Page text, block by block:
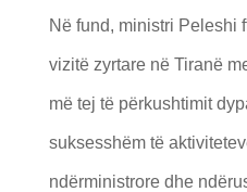
Në fund, ministri Peleshi
vizitë zyrtare në Tiranë
më tej të përkushtimit
suksesshëm të
ndërministrore dhe